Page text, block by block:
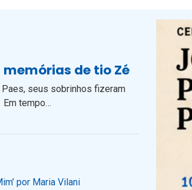
memórias de tio Zé
seus sobrinhos fizeram
Em tempo…
por Maria Vilani